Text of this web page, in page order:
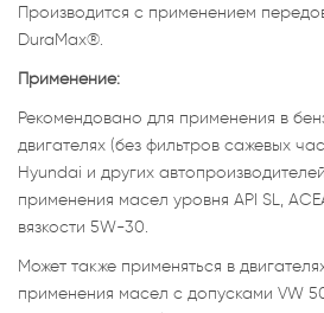
Производится с применением
DuraMax®.
Применение:
Рекомендовано для применения в
двигателях (без фильтров сажевых
Hyundai и других
применения масел уровня API SL,
вязкости 5W-30.
Может также применяться в
применения масел с допусками VW